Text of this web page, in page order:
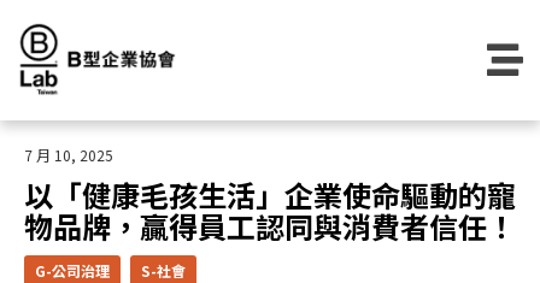
content
G-公司治理 S-社會
以「健康毛孩生活」企業使命驅動的寵
物品牌，贏得員工認同與消費者信任！
7 月 10, 2025